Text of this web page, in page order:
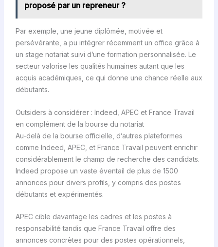
proposé par un repreneur ?
Par exemple, une jeune diplômée, motivée et
persévérante, a pu intégrer récemment un office grâce à
un stage notariat suivi d’une formation personnalisée. Le
secteur valorise les qualités humaines autant que les
acquis académiques, ce qui donne une chance réelle aux
débutants.
Outsiders à considérer : Indeed, APEC et France Travail
en complément de la bourse du notariat
Au-delà de la bourse officielle, d’autres plateformes
comme Indeed, APEC, et France Travail peuvent enrichir
considérablement le champ de recherche des candidats.
Indeed propose un vaste éventail de plus de 1500
annonces pour divers profils, y compris des postes
débutants et expérimentés.
APEC cible davantage les cadres et les postes à
responsabilité tandis que France Travail offre des
annonces concrètes pour des postes opérationnels,